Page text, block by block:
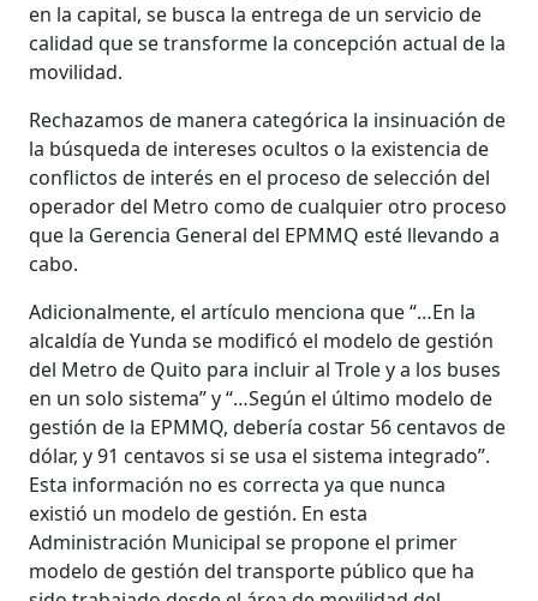
en la capital, se busca la entrega de un servicio de
calidad que se transforme la concepción actual de la
movilidad.
Rechazamos de manera categórica la insinuación de
la búsqueda de intereses ocultos o la existencia de
conflictos de interés en el proceso de selección del
operador del Metro como de cualquier otro proceso
que la Gerencia General del EPMMQ esté llevando a
cabo.
Adicionalmente, el artículo menciona que “…En la
alcaldía de Yunda se modificó el modelo de gestión
del Metro de Quito para incluir al Trole y a los buses
en un solo sistema” y “…Según el último modelo de
gestión de la EPMMQ, debería costar 56 centavos de
dólar, y 91 centavos si se usa el sistema integrado”.
Esta información no es correcta ya que nunca
existió un modelo de gestión. En esta
Administración Municipal se propone el primer
modelo de gestión del transporte público que ha